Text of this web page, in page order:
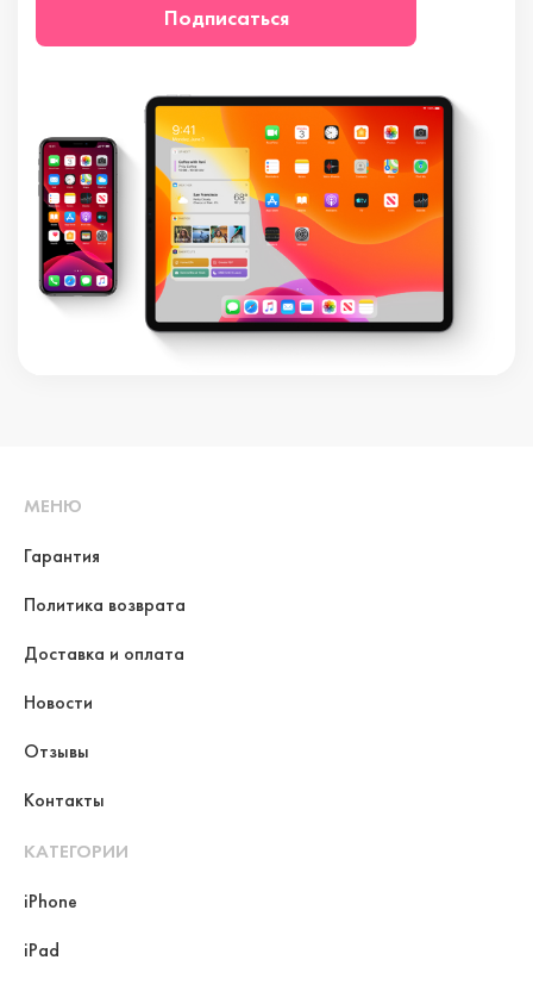
Подписаться
МЕНЮ
Гарантия
Политика возврата
Доставка и оплата
Новости
Отзывы
Контакты
КАТЕГОРИИ
iPhone
iPad